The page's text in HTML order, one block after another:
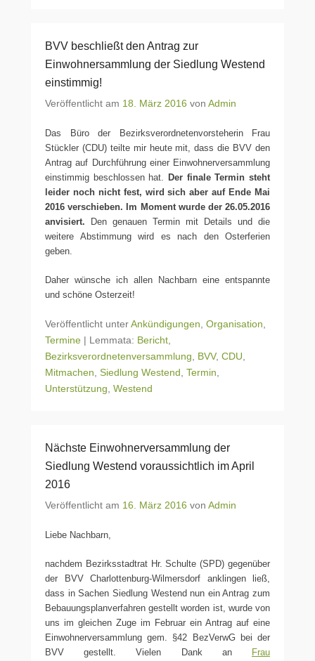
BVV beschließt den Antrag zur
Einwohnersammlung der Siedlung Westend
einstimmig!
Veröffentlicht am 18. März 2016 von Admin
Das Büro der Bezirksverordnetenvorsteherin Frau
Stückler (CDU) teilte mir heute mit, dass die BVV den
Antrag auf Durchführung einer Einwohnerversammlung
einstimmig beschlossen hat. Der finale Termin steht
leider noch nicht fest, wird sich aber auf Ende Mai
2016 verschieben. Im Moment wurde der 26.05.2016
anvisiert. Den genauen Termin mit Details und die
weitere Abstimmung wird es nach den Osterferien
geben.
Daher wünsche ich allen Nachbarn eine entspannte
und schöne Osterzeit!
Veröffentlicht unterAnkündigungen Organisation
Termine | Lemmata: Bericht
Bezirksverordnetenversammlung
BVV, CDU
Mitmachen Siedlung Westend Termin
Unterstützung Westend
Nächste Einwohnerversammlung der
Siedlung Westend voraussichtlich im April
2016
Veröffentlicht am 16. März 2016 von Admin
Liebe Nachbarn,
nachdem Bezirksstadtrat Hr. Schulte (SPD) gegenüber
der BVV Charlottenburg-Wilmersdorf anklingen ließ,
dass in Sachen Siedlung Westend nun ein Antrag zum
Bebauungsplanverfahren gestellt worden ist, wurde von
uns im gleichen Zuge im Februar ein Antrag auf eine
Einwohnerversammlung gem. §42 BezVerwG bei der
BVV gestellt. Vielen Dank an
Frau